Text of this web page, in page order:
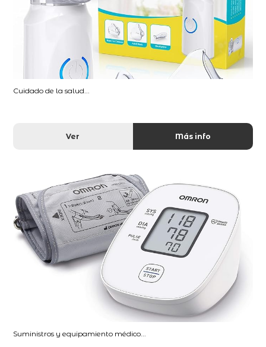
Cuidado de la salud...
Ver Más info
Suministros y equipamiento médico...